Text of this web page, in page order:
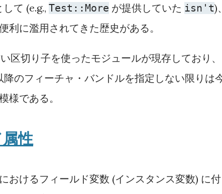
て (e.g., Test::More が提供していた isn't)
利に濫用されてきた歴史がある。
区切り子を使ったモジュールが現存しており、
のフィーチャ・バンドルを指定しない限りは
様である。
性
おけるフィールド変数 (インスタンス変数) に付